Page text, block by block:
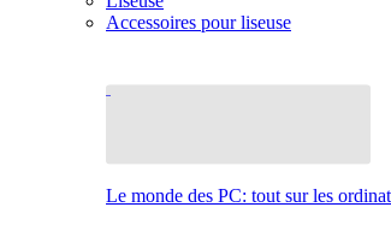
Accessoires pour liseuse
Le monde des PC: tout sur les